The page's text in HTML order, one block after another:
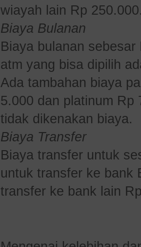
wiayah lain Rp
Biaya Bulanan
Biaya bulanan
atm yang bisa dipilih
Ada tambahan biaya
5.000 dan platinum Rp
tidak dikenakan biaya.
Biaya Transfer
Biaya transfer untuk
untuk transfer ke bank
transfer ke bank lain